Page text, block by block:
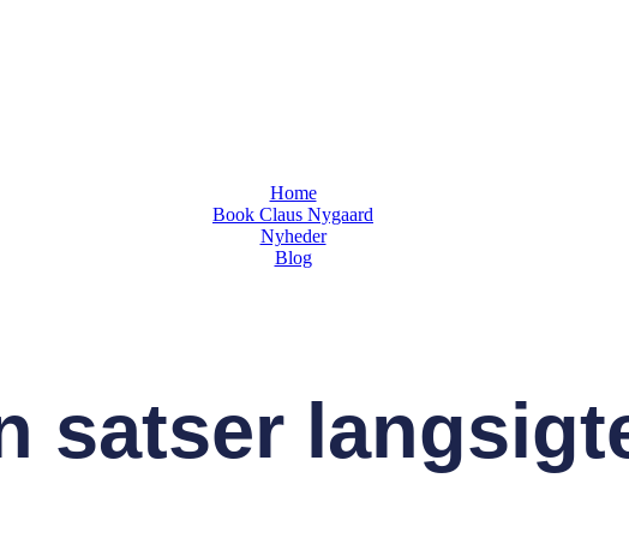
Home
Book Claus Nygaard
Nyheder
Blog
satser